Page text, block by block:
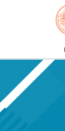
Skip to main